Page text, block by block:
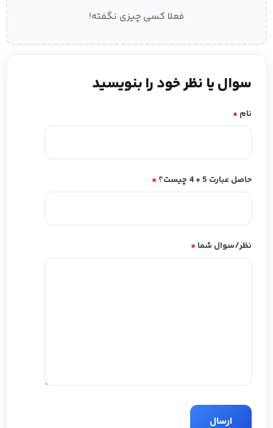
فعلا کسی چیزی نگفته!
سوال یا نظر خود را بنویسید
نام*
حاصل عبارت 5 + 4 چیست؟ *
نظر/سوال شما*